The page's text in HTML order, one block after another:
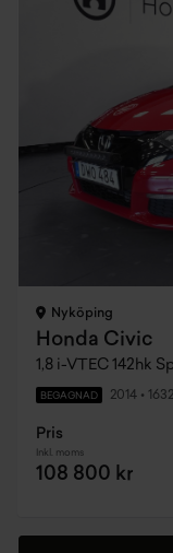
Nyköping
Honda Civic
1,8 i-VTEC 142hk
BEGAGNAD 2014 •
Pris
Inkl. moms
108 800 kr